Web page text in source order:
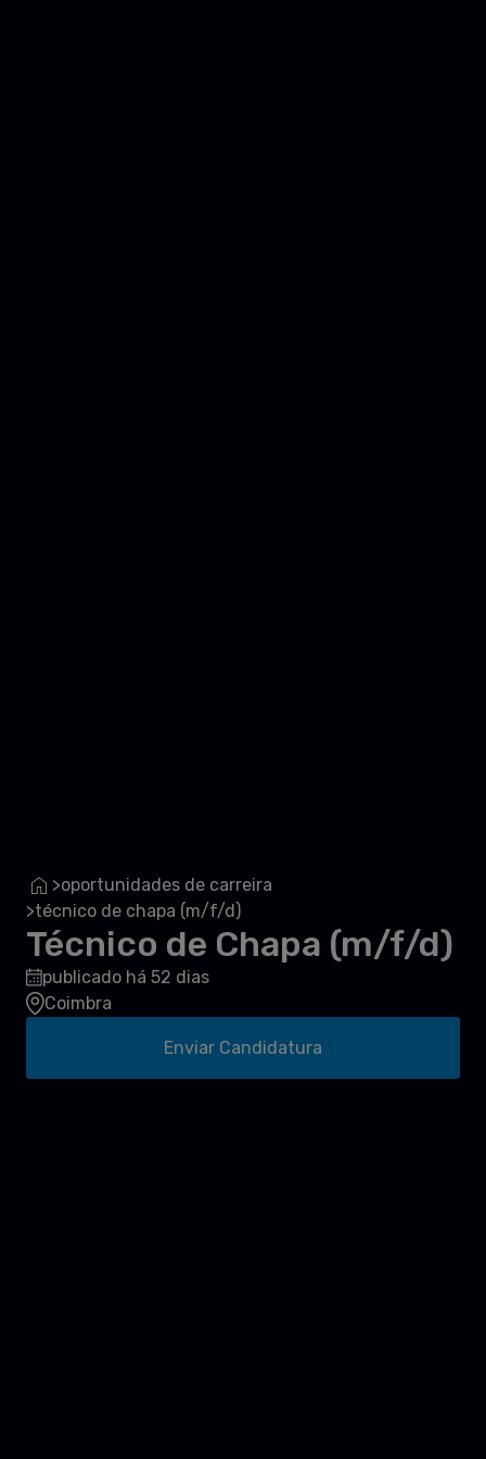
>oportunidades de carreira
>técnico de chapa (m/f/d)
Técnico de Chapa (m/f/d)
publicado há 52 dias
Coimbra
Enviar Candidatura